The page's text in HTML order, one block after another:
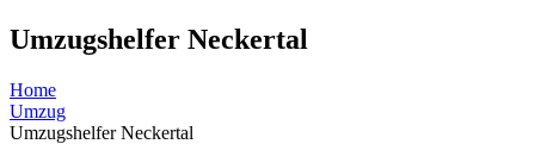
Umzugshelfer Neckertal
Home
Umzug
Umzugshelfer Neckertal